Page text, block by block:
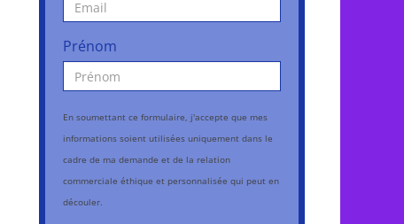
Prénom
En soumettant ce formulaire, j'accepte que mes
informations soient utilisées uniquement dans le
cadre de ma demande et de la relation
commerciale éthique et personnalisée qui peut en
découler.